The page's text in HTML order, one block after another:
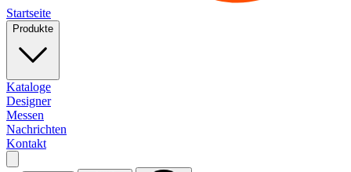
Startseite
Produkte
Kataloge
Designer
Messen
Nachrichten
Kontakt